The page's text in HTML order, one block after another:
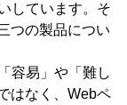
しています。そ
つの製品につい
容易」や「難し
はなく、Webペ